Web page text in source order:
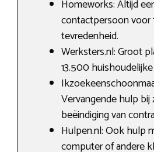
Homeworks: Altijd
contactpersoon voor
tevredenheid.
Werksters.nl: Groot
13.500
Vervangende hulp
beëindiging van
Hulpen.nl: Ook hulp
computer of andere